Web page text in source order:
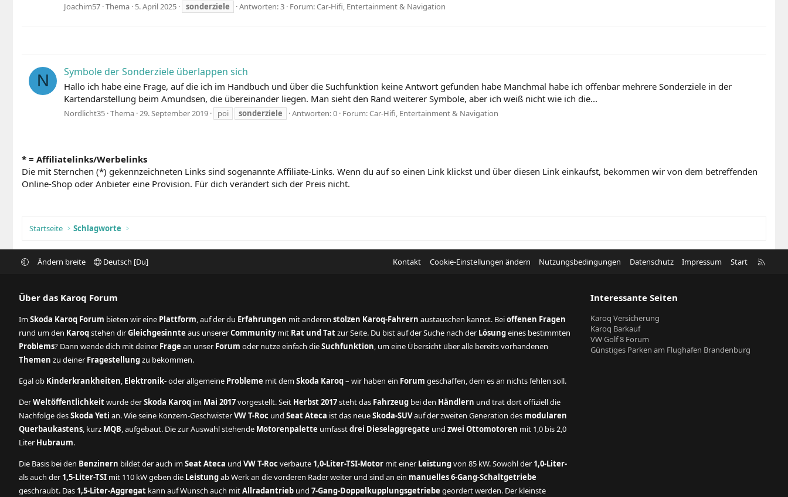
Joachim57 Thema 5. April 2025 sonderziele Antworten: 3 Forum:Car-Hifi, Entertainment & Navigation
N Symbole der Sonderziele überlappen sich
Hallo ich habe eine Frage, auf die ich im Handbuch und über die Suchfunktion keine Antwort gefunden habe Manchmal habe ich offenbar mehrere Sonderziele in der
Kartendarstellung beim Amundsen, die übereinander liegen. Man sieht den Rand weiterer Symbole, aber ich weiß nicht wie ich die...
Nordlicht35 Thema 29. September 2019 poi sonderziele Antworten: 0 Forum:Car-Hifi, Entertainment & Navigation
* = Affiliatelinks/Werbelinks
Die mit Sternchen (*) gekennzeichneten Links sind sogenannte Affiliate-Links. Wenn du auf so einen Link klickst und über diesen Link einkaufst, bekommen wir von dem betreffenden
Online-Shop oder Anbieter eine Provision. Für dich verändert sich der Preis nicht.
Startseite Schlagworte
Ändern breite Deutsch [Du] Kontakt Cookie-Einstellungen ändern Nutzungsbedingungen Datenschutz Impressum Start
Über das Karoq Forum
ImSkoda Karoq Forum bieten wir eine Plattform, auf der du Erfahrungen mit anderen stolzen Karoq-Fahrern austauschen kannst. Beioffenen Fragen
rund um den Karoqstehen dirGleichgesinnte aus unsererCommunitymit Rat und Tatzur Seite. Du bist auf der Suche nach der Lösungeines bestimmten
Problems? Dann wende dich mit deiner Frage an unser Forum oder nutze einfach dieSuchfunktion, um eine Übersicht über alle bereits vorhandenen
Themen zu deiner Fragestellungzu bekommen.
Egal ob Kinderkrankheiten, Elektronik-oder allgemeine Probleme mit demSkoda Karoq– wir haben ein Forum geschaffen, dem es an nichts fehlen soll.
DerWeltöffentlichkeitwurde derSkoda Karoq im Mai 2017vorgestellt. Seit Herbst 2017steht das Fahrzeug bei den Händlern und trat dort offiziell die
Nachfolge desSkoda Yeti an. Wie seine Konzern-GeschwisterVW T-Roc und Seat Ateca ist das neueSkoda-SUVauf der zweiten Generation des modularen
Querbaukastens, kurz MQB, aufgebaut. Die zur Auswahl stehende Motorenpalette umfasstdrei Dieselaggregate und zwei Ottomotoren mit 1,0 bis 2,0
Liter Hubraum.
Die Basis bei den Benzinern bildet der auch imSeat Ateca und VW T-Rocverbaute 1,0-Liter-TSI-Motor mit einer Leistungvon 85 kW. Sowohl der 1,0-Liter-
als auch der 1,5-Liter-TSI mit 110 kW geben die Leistungab Werk an die vorderen Räder weiter und sind an ein manuelles 6-Gang-Schaltgetriebe
geschraubt. Das 1,5-Liter-Aggregat kann auf Wunsch auch mitAllradantrieb und 7-Gang-Doppelkupplungsgetriebe geordert werden. Der kleinste
Interessante Seiten
Karoq Versicherung
Karoq Barkauf
VW Golf 8 Forum
Günstiges Parken am Flughafen Brandenburg